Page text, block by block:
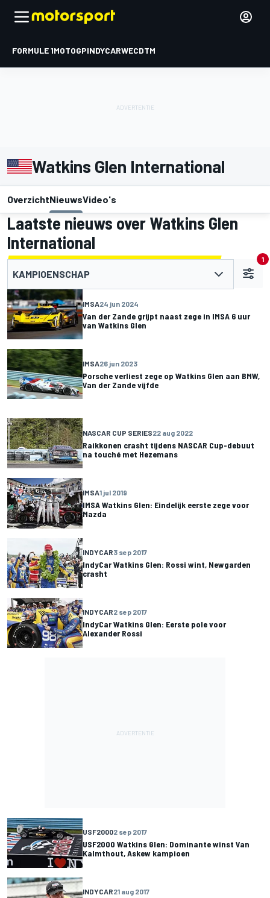
FORMULE 1MOTOGPINDYCARWECDTM
Watkins Glen International
OverzichtNieuwsVideo's
Laatste nieuws over Watkins Glen
International
KAMPIOENSCHAP
1
IMSA24 jun 2024
Van der Zande grijpt naast zege in IMSA 6 uur
van Watkins Glen
IMSA26 jun 2023
Porsche verliest zege op Watkins Glen aan BMW,
Van der Zande vijfde
NASCAR CUP SERIES22 aug 2022
Raikkonen crasht tijdens NASCAR Cup-debuut
na touché met Hezemans
IMSA1 jul 2019
IMSA Watkins Glen: Eindelijk eerste zege voor
Mazda
INDYCAR3 sep 2017
IndyCar Watkins Glen: Rossi wint, Newgarden
crasht
INDYCAR2 sep 2017
IndyCar Watkins Glen: Eerste pole voor
Alexander Rossi
USF20002 sep 2017
USF2000 Watkins Glen: Dominante winst Van
Kalmthout, Askew kampioen
INDYCAR21 aug 2017